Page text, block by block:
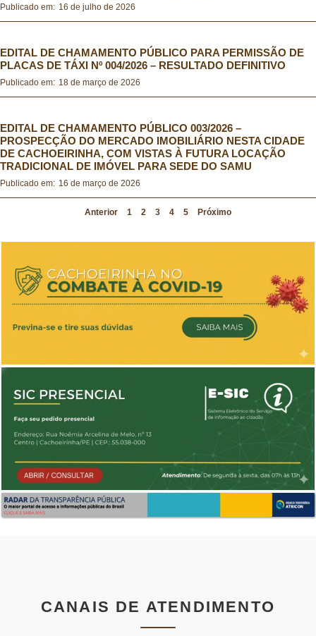
Seleção Simplificada Educação 2017
Publicado em: 16 de julho de 2026
EDITAL DE CHAMAMENTO PÚBLICO PARA PERMISSÃO DE
PLACAS DE TÁXI Nº 004/2026 – RESULTADO DEFINITIVO
Publicado em: 18 de março de 2026
EDITAL DE CHAMAMENTO PÚBLICO 003/2026 –
PROSPECÇÃO DO MERCADO IMOBILIÁRIO NESTA CIDADE
DE CACHOEIRINHA, COM VISTAS À FUTURA LOCAÇÃO
TRADICIONAL DE IMÓVEL PARA SEDE DO SAMU
Publicado em: 16 de março de 2026
Anterior 1 2 3 4 5 Próximo
CANAIS DE ATENDIMENTO